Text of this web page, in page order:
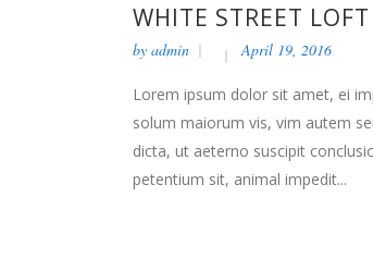
WHITE STREET LOFT
by admin April 19, 2016
Lorem ipsum dolor sit amet, ei
solum maiorum vis, vim autem
dicta, ut aeterno suscipit
petentium sit, animal impedit...